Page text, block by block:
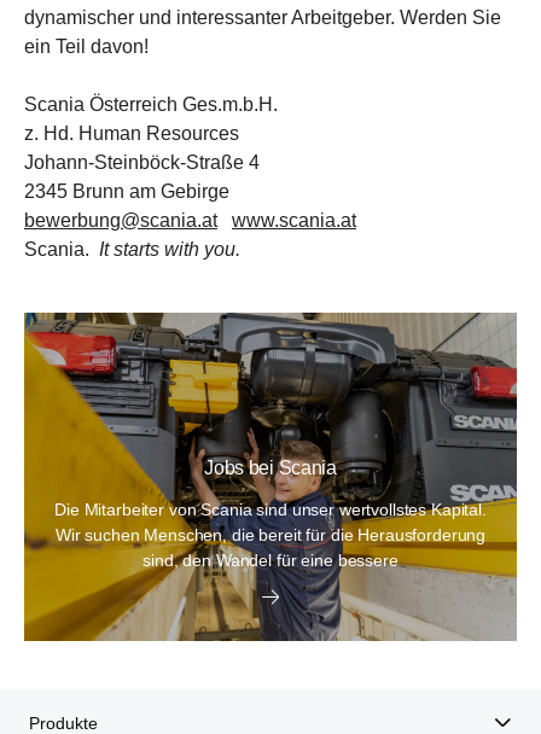
dynamischer und interessanter Arbeitgeber. Werden Sie
ein Teil davon!
Scania Österreich Ges.m.b.H.
z. Hd. Human Resources
Johann-Steinböck-Straße 4
2345 Brunn am Gebirge
bewerbung@scania.at
www.scania.at
Scania. It starts with you.
Jobs bei Scania
Die Mitarbeiter von Scania sind unser wertvollstes Kapital.
Wir suchen Menschen, die bereit für die Herausforderung
sind, den Wandel für eine bessere
Produkte